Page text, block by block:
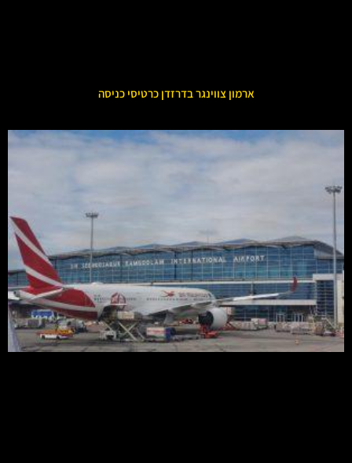
ארמון צווינגר בדרזדן כרטיסי כניסה